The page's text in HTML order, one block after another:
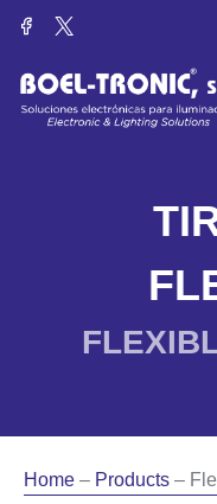
Skip
content
Home – Products –